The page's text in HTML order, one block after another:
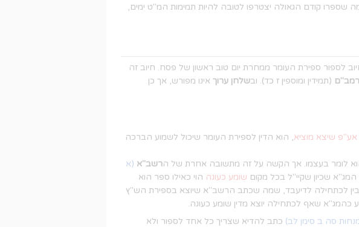
קודם הגאולה יצטרפו לטובה להיות תמימות המ"ט ימים,
ספירת העומר ממחרת יום טוב ראשון של פסח. חיוב זה
רמב"ם (תמידין ומוספין ז כד). ובשלחן ערוך אינו מפורש, אך כן
אע"פ שיצא מוציא, הוא הדין לספירת העומר שיכול לשמוע הברכה
לומר בעצמו. אך הקשה על זה מתשובה אחרת של הרשב"א (א
שכיון שקיי"ל בכל מקום שומע כעונה הוי כאילו ספר הוא
לכתחילה לדיעבד, שמה שכתב הרשב"א שיוצא בספירת הש"ץ
כהמג"א שאף לכתחילה יוצא מדין שומע כעונה.
סה ב סימן לב) כתב להדיא שצריך כל אחד לספור ולא